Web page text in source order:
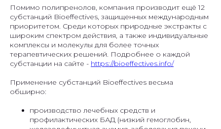
Помимо полипренолов, компания производит ещё 12
субстанций Bioeffectives, защищенных международным
приоритетом. Среди которых природные экстракты с
широким спектром действия, а также индивидуальные
комплексы и молекулы для более точных
терапевтических решений. Подробнее о каждой
субстанции на сайте - https://bioeffectives.info/
Применение субстанций Bioeffectives весьма
обширно:
производство лечебных средств и
профилактических БАД (низкий гемоглобин,